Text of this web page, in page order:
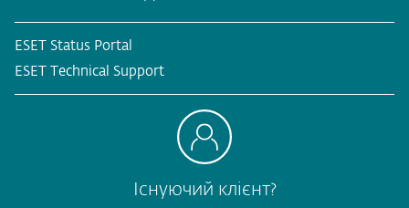
ESET Status Portal
ESET Technical Support
Існуючий клієнт?